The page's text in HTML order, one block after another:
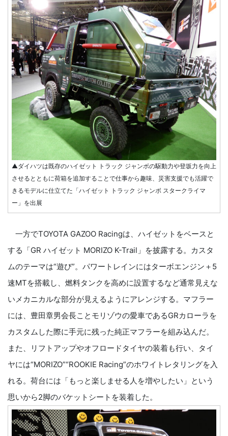
▲ダイハツは既存のハイゼット トラック ジャンボの駆動力や登坂力を向上
させるとともに荷箱を追加することで仕事から趣味、災害支援でも活躍で
きるモデルに仕立てた「ハイゼット トラック ジャンボ スタークライマ
ー」を出展
一方でTOYOTA GAZOO Racingは、ハイゼットをベースと
する「GR ハイゼット MORIZO K-Trail」を披露する。カスタ
ムのテーマは“遊び”。パワートレインにはターボエンジン＋5
速MTを搭載し、燃料タンクを高めに設置するなど通常見えな
いメカニカルな部分が見えるようにアレンジする。マフラー
には、豊田章男会長ことモリゾウの愛車であるGRカローラを
カスタムした際に手元に残った純正マフラーを組み込んだ。
また、リフトアップやオフロードタイヤの装着も行い、タイ
ヤには“MORIZO”“ROOKIE Racing”のホワイトレタリングを入
れる。荷台には「もっと楽しませる人を増やしたい」という
思いから2脚のバケットシートを装着した。